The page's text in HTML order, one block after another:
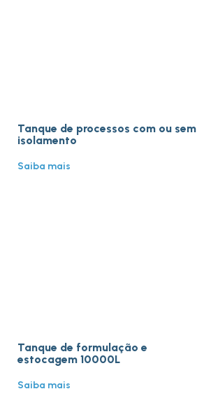
Tanque de processos com ou sem
isolamento
Saiba mais
Tanque de formulação e
estocagem 10000L
Saiba mais